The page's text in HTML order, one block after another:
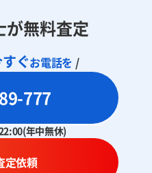
が無料査定
ぐお電話を /
777
年中無休)
定依頼